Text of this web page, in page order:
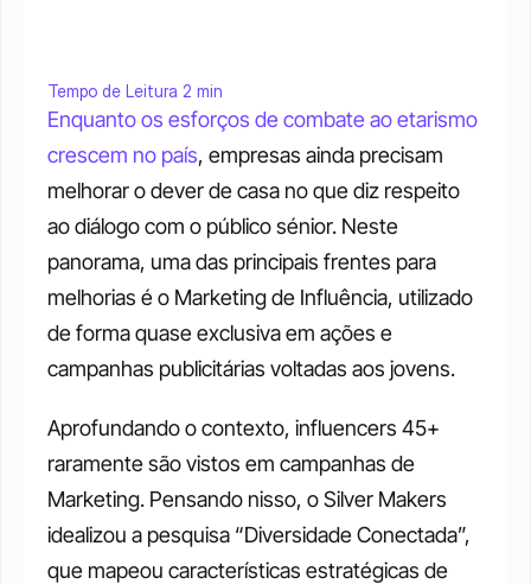
Enquanto os esforços de combate ao etarismo
crescem no país, empresas ainda precisam
melhorar o dever de casa no que diz respeito
ao diálogo com o público sénior. Neste
panorama, uma das principais frentes para
melhorias é o Marketing de Influência, utilizado
de forma quase exclusiva em ações e
campanhas publicitárias voltadas aos jovens.
Aprofundando o contexto, influencers 45+
raramente são vistos em campanhas de
Marketing. Pensando nisso, o Silver Makers
idealizou a pesquisa “Diversidade Conectada”,
que mapeou características estratégicas de
Tempo de Leitura 2 min